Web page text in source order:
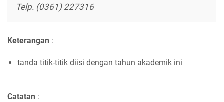
Telp. (0361) 227316
Keterangan :
tanda titik-titik diisi dengan tahun akademik ini
Catatan :